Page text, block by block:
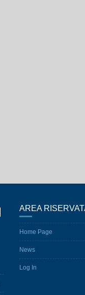
AREA
Home Page
News
Log In